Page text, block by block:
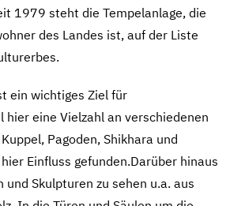
1979 steht die Tempelanlage, die
des Landes ist, auf der Liste
ein wichtiges Ziel für
hier eine Vielzahl an verschiedenen
Pagoden, Shikhara und
Einfluss gefunden.Darüber hinaus
und Skulpturen zu sehen u.a. aus